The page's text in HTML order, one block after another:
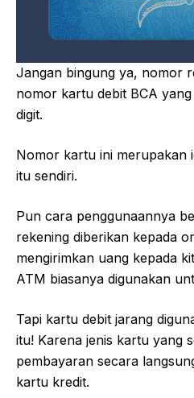
Jangan bingung ya, nomor
nomor kartu debit BCA
digit.
Nomor kartu ini merupakan
itu sendiri.
Pun cara penggunaannya
rekening diberikan kepada
mengirimkan uang kepada
ATM biasanya digunakan
Tapi kartu debit jarang
itu! Karena jenis kartu yang
pembayaran secara
kartu kredit.